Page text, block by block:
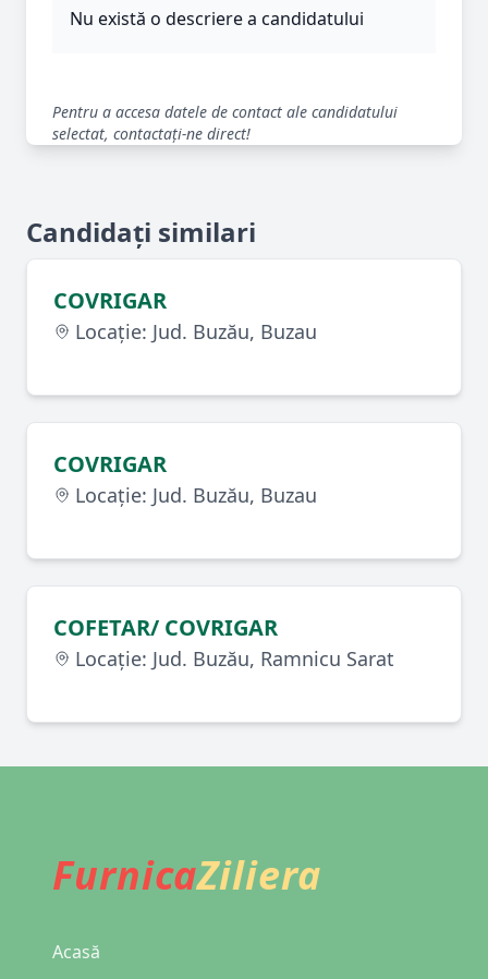
Nu există o descriere a candidatului
Pentru a accesa datele de contact ale candidatului
selectat, contactați-ne direct!
Candidați similari
COVRIGAR
Locație: Jud. Buzău, Buzau
COVRIGAR
Locație: Jud. Buzău, Buzau
COFETAR/ COVRIGAR
Locație: Jud. Buzău, Ramnicu Sarat
FurnicaZiliera
Acasă